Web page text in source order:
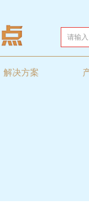
解决方案